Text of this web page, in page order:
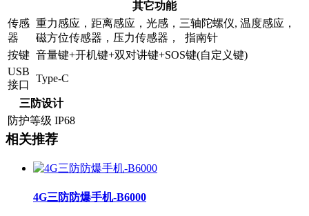
其它功能
传感
器
重力感应，距离感应，光感，三轴陀螺仪, 温度感应，
磁方位传感器，压力传感器， 指南针
按键 音量键+开机键+双对讲键+SOS键(自定义键)
USB
接口
Type-C
三防设计
防护等级 IP68
相关推荐
4G三防防爆手机-B6000